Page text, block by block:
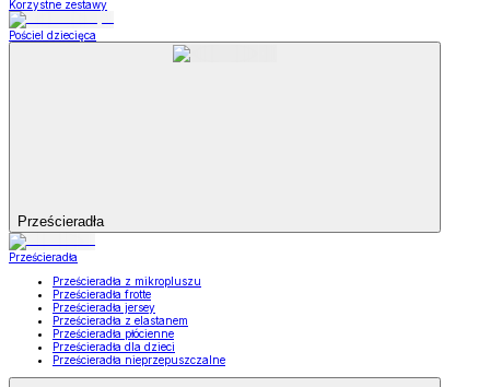
Korzystne zestawy
Pościel dziecięca
Prześcieradła
Prześcieradła
Prześcieradła z mikropluszu
Prześcieradła frotte
Prześcieradła jersey
Prześcieradła z elastanem
Prześcieradła płócienne
Prześcieradła dla dzieci
Prześcieradła nieprzepuszczalne